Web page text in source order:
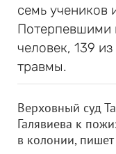
семь учеников
Потерпевшими
человек, 139
травмы.
Верховный суд
Галявиева к
в колонии,